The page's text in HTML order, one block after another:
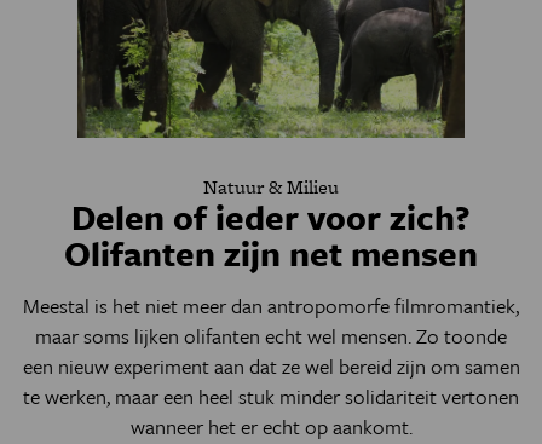
Natuur & Milieu
Delen of ieder voor zich?
Olifanten zijn net mensen
Meestal is het niet meer dan antropomorfe filmromantiek,
maar soms lijken olifanten echt wel mensen. Zo toonde
een nieuw experiment aan dat ze wel bereid zijn om samen
te werken, maar een heel stuk minder solidariteit vertonen
wanneer het er echt op aankomt.